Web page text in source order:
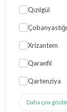
Qızılgül
Çobanyastığı
Xrizantem
Qərənfil
Qartenziya
Daha çox